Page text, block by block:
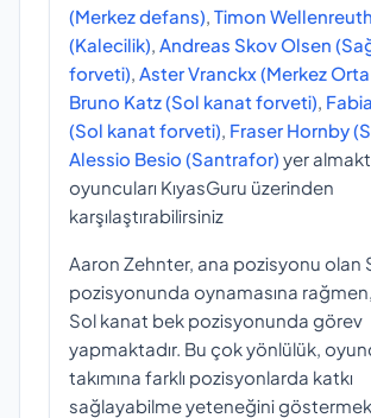
(Merkez defans) Timon
(Kalecilik) Andreas Skov Olsen
forveti) Aster Vranckx (Merkez
Bruno Katz (Sol kanat forveti)
(Sol kanat forveti) Fraser Hornby
Alessio Besio (Santrafor) yer
oyuncuları KıyasGuru üzerinden
karşılaştırabilirsiniz
Aaron Zehnter, ana pozisyonu olan
pozisyonunda oynamasına
Sol kanat bek pozisyonunda görev
yapmaktadır. Bu çok yönlülük,
takımına farklı pozisyonlarda katkı
sağlayabilme yeteneğini